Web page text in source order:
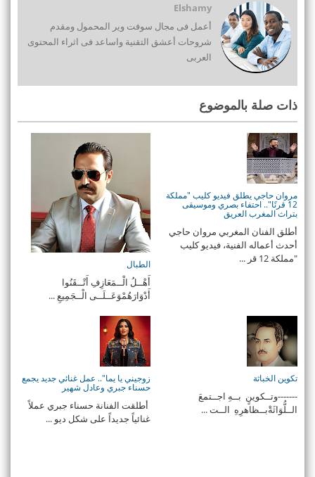
Elshamy
أعمل فى مجال سوفت وير المحمول ومقدم
شروحات أعشق التقنية واساعد فى اثراء المحتوى
العربى
ذات صلة بالموضوع
مروان حاجي يطلق فيديو كليب "مملكة
12 قرنًا".. احتفاء بصري وموسيقى
بتراث المغرب العريق
أطلق الفنان المغربي مروان حاجي
أحدث أعماله الفنية، فيديو كليب
"مملكة 12 قر ...
الطبال
أَهْــلُ الْــمَعَازِفِ أَتْــقَنُوا
أَدْوَارَهُمْوَعَــلَــى الْــجَمِيعِ ...
تكوين الخباثة
-------وتــكوينٍ بــهِ اجــتمعَ
الــلُّوَاثَةْبــظاهرِهِ الــت ...
زوجيني يا يما".. عمل غنائي جديد يجمع
حسناء جبري وعادل شهير
أطلقت الفنانة حسناء جبري عملاً
غنائياً جديداً على شكل ديو ...